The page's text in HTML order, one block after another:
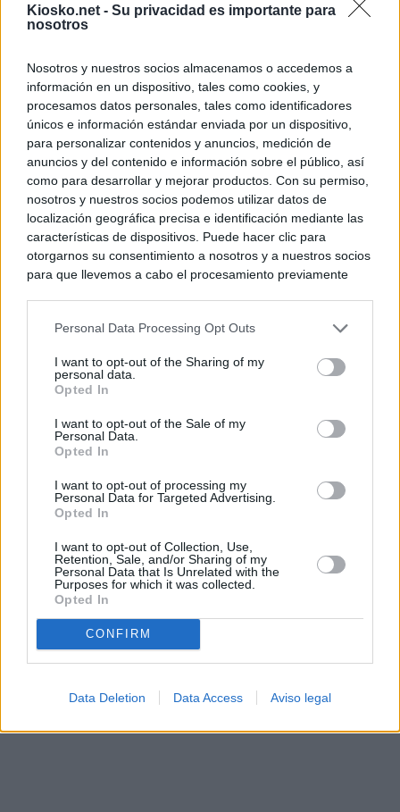
Kiosko.net - Su privacidad es importante para
nosotros
Nosotros y nuestros socios almacenamos o accedemos a
información en un dispositivo, tales como cookies, y
procesamos datos personales, tales como identificadores
únicos e información estándar enviada por un dispositivo,
para personalizar contenidos y anuncios, medición de
anuncios y del contenido e información sobre el público, así
como para desarrollar y mejorar productos. Con su permiso,
nosotros y nuestros socios podemos utilizar datos de
localización geográfica precisa e identificación mediante las
características de dispositivos. Puede hacer clic para
otorgarnos su consentimiento a nosotros y a nuestros socios
para que llevemos a cabo el procesamiento previamente
negar su consentimiento. Tenga en cuenta que algún
de su consentimiento, pero usted tiene el derecho de
rechazar tal procesamiento. Sus preferencias se aplicarán
cualquier momento entrando de nuevo en este sitio web o
visitando nuestra política de privacidad.
Personal Data Processing Opt Outs
I want to opt-out of the Sharing of my
personal data.
Opted In
I want to opt-out of the Sale of my
Personal Data.
Opted In
I want to opt-out of processing my
Personal Data for Targeted Advertising.
Opted In
I want to opt-out of Collection, Use,
Retention, Sale, and/or Sharing of my
Personal Data that Is Unrelated with the
Purposes for which it was collected.
Opted In
CONFIRM
Data Deletion Data Access Aviso legal